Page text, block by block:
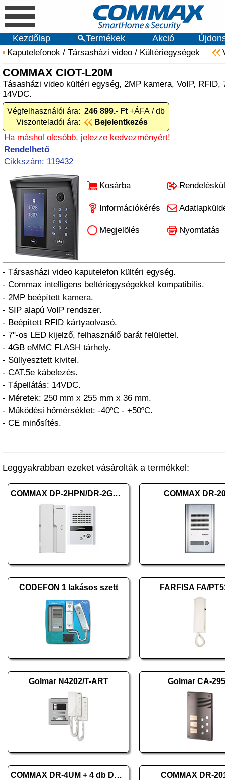
Kezdőlap Termékek Akció
Kaputelefonok / Társasházi video / Kültériegységek
COMMAX CIOT-L20M
Tásasházi video kültéri egység, 2MP kamera, VoIP, RFID,
14VDC.
Végfelhasználói ára: 246 899.- Ft +ÁFA / db
Viszonteladói ára:
Bejelentkezés
Ha máshol olcsóbb, jelezze kedvezményért!
Rendelhető
Cikkszám: 119432
Kosárba
Információkérés
Megjelölés Nyomtatás
- Társasházi video kaputelefon kültéri egység.
- Commax intelligens beltériegységekkel kompatibilis.
- 2MP beépített kamera.
- SIP alapú VoIP rendszer.
- Beépített RFID kártyaolvasó.
- 7"-os LED kijelző, felhasználő barát felülettel.
- 4GB eMMC FLASH tárhely.
- Süllyesztett kivitel.
- CAT.5e kábelezés.
- Tápellátás: 14VDC.
- Méretek: 250 mm x 255 mm x 36 mm.
- Működési hőmérséklet: -40ºC - +50ºC.
- CE minősítés.
Leggyakrabban ezeket vásárolták a termékkel:
COMMAX DP-2HPN/DR-2GNR (HKO) COMMAX DR-
CODEFON 1 lakásos szett FARFISA FA/
Golmar N4202/T-ART Golmar CA-
COMMAX DR-4UM + 4 db DP-SS + RF-1A COMMAX DR-